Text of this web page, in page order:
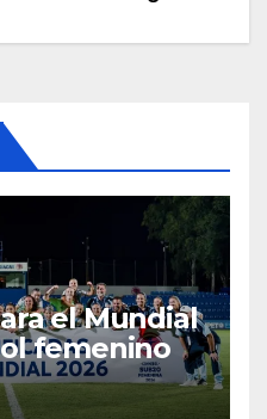
el Mundial
fútbol femenino